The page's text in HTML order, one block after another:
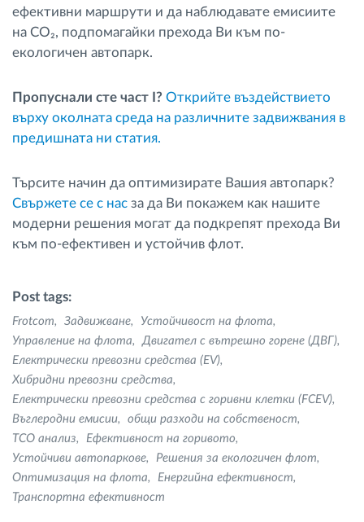
ефективни маршрути и да наблюдавате емисиите
на CO₂, подпомагайки прехода Ви към по-
екологичен автопарк.
Пропуснали сте част I? Открийте въздействието
върху околната среда на различните задвижвания в
предишната ни статия.
Търсите начин да оптимизирате Вашия автопарк?
Cвържете се с нас за да Ви покажем как нашите
модерни решения могат да подкрепят прехода Ви
към по-ефективен и устойчив флот.
Post tags:
Frotcom Задвижване
Устойчивост на флота
Управление на флота
Двигател с вътрешно горене (ДВГ)
Електрически превозни средства (EV)
Хибридни превозни средства
Електрически превозни средства с горивни клетки (FCEV)
Въглеродни емисии
общи разходи на собственост
ТСО анализ
Ефективност на горивото
Устойчиви автопаркове
Решения за екологичен флот
Оптимизация на флота
Енергийна ефективност
Транспортна ефективност